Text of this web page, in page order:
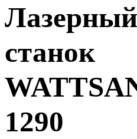
Лазерный
станок
1290